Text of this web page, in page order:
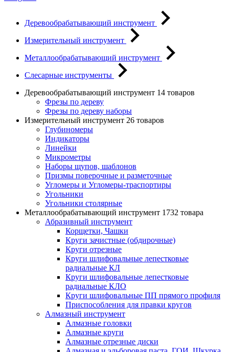
Деревообрабатывающий инструмент
Измерительный инструмент
Металлообрабатывающий инструмент
Слесарные инструменты
Деревообрабатывающий инструмент 14 товаров
Фрезы по дереву
Фрезы по дереву наборы
Измерительный инструмент 26 товаров
Глубиномеры
Индикаторы
Линейки
Микрометры
Наборы щупов, шаблонов
Призмы поверочные и разметочные
Угломеры и Угломеры-траспортиры
Угольники
Угольники столярные
Металлообрабатывающий инструмент 1732 товара
Абразивный инструмент
Корщетки, Чашки
Круги зачистные (обдирочные)
Круги отрезные
Круги шлифовальные лепестковые
радиальные КЛ
Круги шлифовальные лепестковые
радиальные КЛО
Круги шлифовальные ПП прямого профиля
Приспособления для правки кругов
Алмазный инструмент
Алмазные головки
Алмазные круги
Алмазные отрезные диски